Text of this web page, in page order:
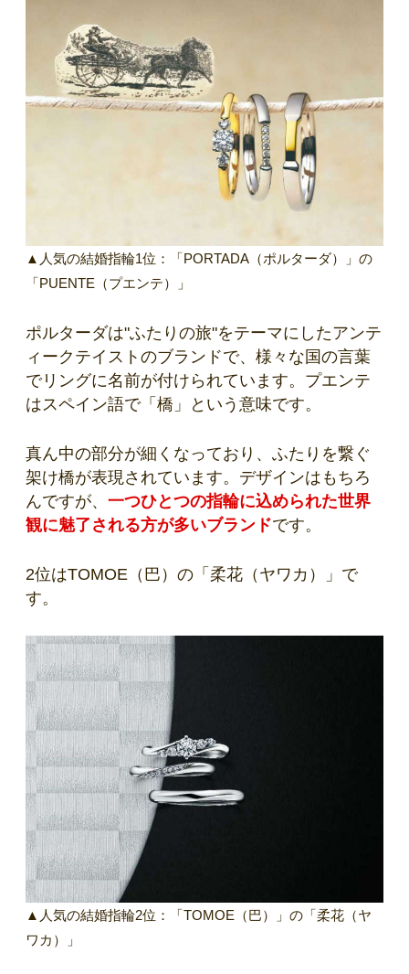
▲人気の結婚指輪1位：「PORTADA（ポルターダ）」の
「PUENTE（プエンテ）」
ポルターダは"ふたりの旅"をテーマにしたアンテ
ィークテイストのブランドで、様々な国の言葉
でリングに名前が付けられています。プエンテ
はスペイン語で「橋」という意味です。
真ん中の部分が細くなっており、ふたりを繋ぐ
架け橋が表現されています。デザインはもちろ
んですが、 一つひとつの指輪に込められた世界
観に魅了される方が多いブランドです。
2位はTOMOE（巴）の「柔花（ヤワカ）」で
す。
▲人気の結婚指輪2位：「TOMOE（巴）」の「柔花（ヤ
ワカ）」